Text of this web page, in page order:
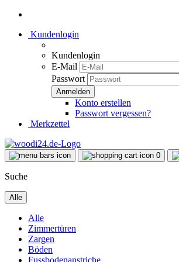
Kundenlogin
Kundenlogin
E-Mail
Passwort
Konto erstellen
Passwort vergessen?
Merkzettel
0
Suche
Alle
Alle
Zimmertüren
Zargen
Böden
Fussbodenanstriche